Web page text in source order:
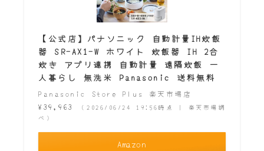
【公式店】パナソニック 自動計量IH炊飯
器 SR-AX1-W ホワイト 炊飯器 IH 2合
炊き アプリ連携 自動計量 遠隔炊飯 一
人暮らし 無洗米 Panasonic 送料無料
Panasonic Store Plus 楽天市場店
¥39,963
（2026/06/24 19:56時点 | 楽天市場調
べ）
Amazon